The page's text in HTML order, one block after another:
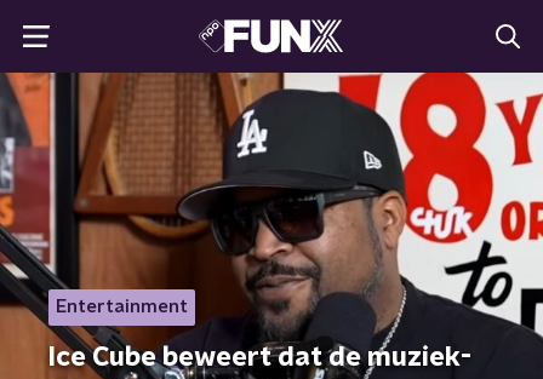
Entertainment
Ice Cube beweert dat de muziek-